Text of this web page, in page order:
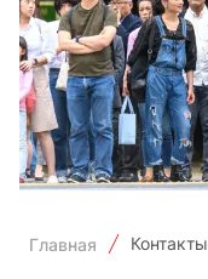
Главная Контакты